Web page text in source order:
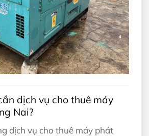
dịch vụ cho thuê máy
Nai?
dịch vụ cho thuê máy phát